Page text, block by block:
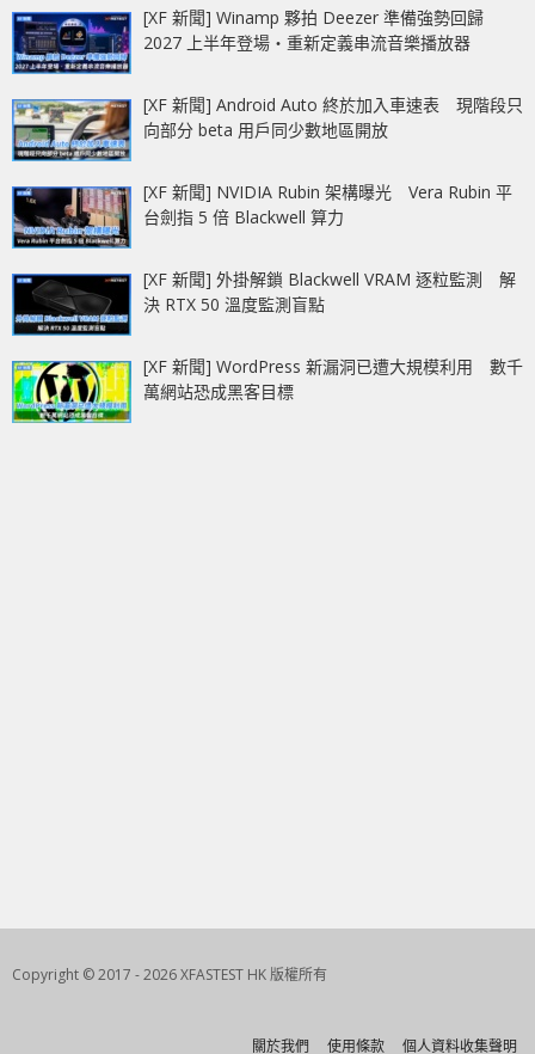
[XF 新聞] Winamp 夥拍 Deezer 準備強勢回歸
2027 上半年登場‧重新定義串流音樂播放器
[XF 新聞] Android Auto 終於加入車速表 現階段只
向部分 beta 用戶同少數地區開放
[XF 新聞] NVIDIA Rubin 架構曝光 Vera Rubin 平
台劍指 5 倍 Blackwell 算力
[XF 新聞] 外掛解鎖 Blackwell VRAM 逐粒監測 解
決 RTX 50 溫度監測盲點
[XF 新聞] WordPress 新漏洞已遭大規模利用 數千
萬網站恐成黑客目標
Copyright © 2017 - 2026 XFASTEST HK 版權所有
關於我們 使用條款 個人資料收集聲明